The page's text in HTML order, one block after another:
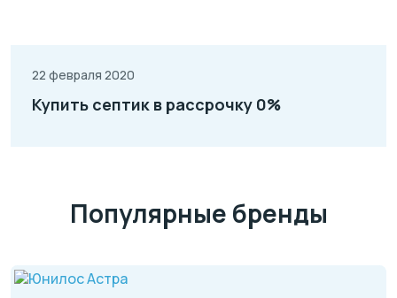
22 февраля 2020
Купить септик в рассрочку 0%
Популярные бренды